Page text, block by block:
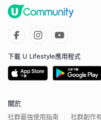
下載 U Lifestyle應用程式
關於
社群最強使用指南 社群創作